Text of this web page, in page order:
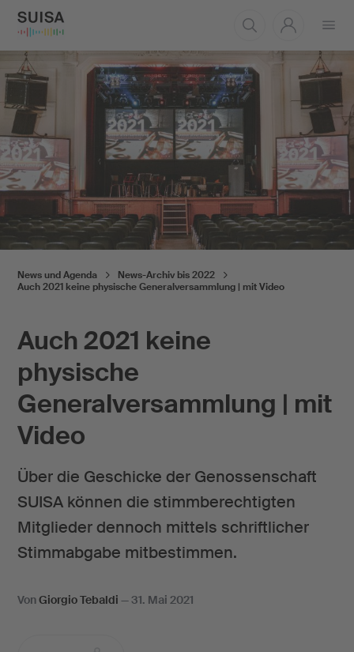
Auch 2021 keine
physische
Generalversammlung | mit
Video
Über die Geschicke der Genossenschaft
SUISA können die stimmberechtigten
Mitglieder dennoch mittels schriftlicher
Stimmabgabe mitbestimmen.
News und Agenda
News-Archiv bis 2022
Auch 2021 keine physische Generalversammlung | mit Video
VonGiorgio Tebaldi —31. Mai 2021